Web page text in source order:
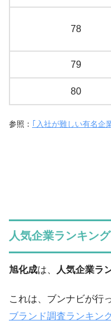
78
79
80
参照： ｢入社が難しい有名企
人気企業ランキン
旭化成は、 人気企業ラ
これは、ブンナビが行
ブランド調査ランキン